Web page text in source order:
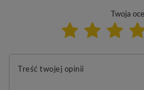
Twoja
Treść twojej opinii